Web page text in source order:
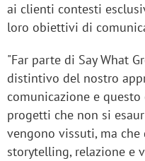
ai clienti contesti
loro obiettivi di
"Far parte di Say What
distintivo del nostro
comunicazione e
progetti che non si
vengono vissuti, ma
storytelling, relazione e